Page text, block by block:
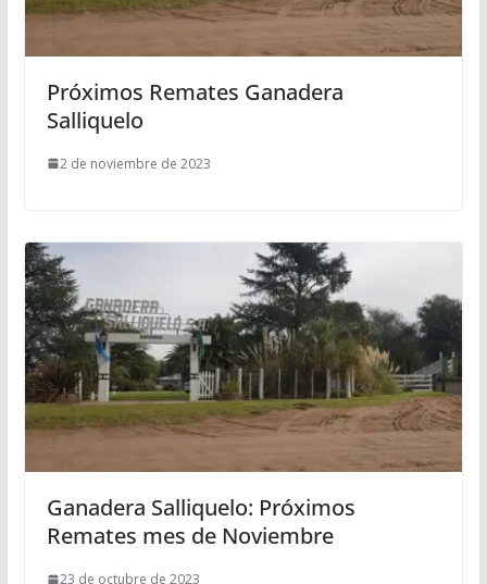
Próximos Remates Ganadera
Salliquelo
2 de noviembre de 2023
Ganadera Salliquelo: Próximos
Remates mes de Noviembre
23 de octubre de 2023